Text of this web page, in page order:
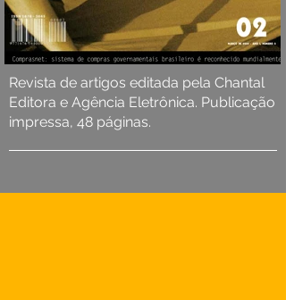
Revista de artigos editada pela Chantal
Editora e Agência Eletrônica. Publicação
impressa, 48 páginas.